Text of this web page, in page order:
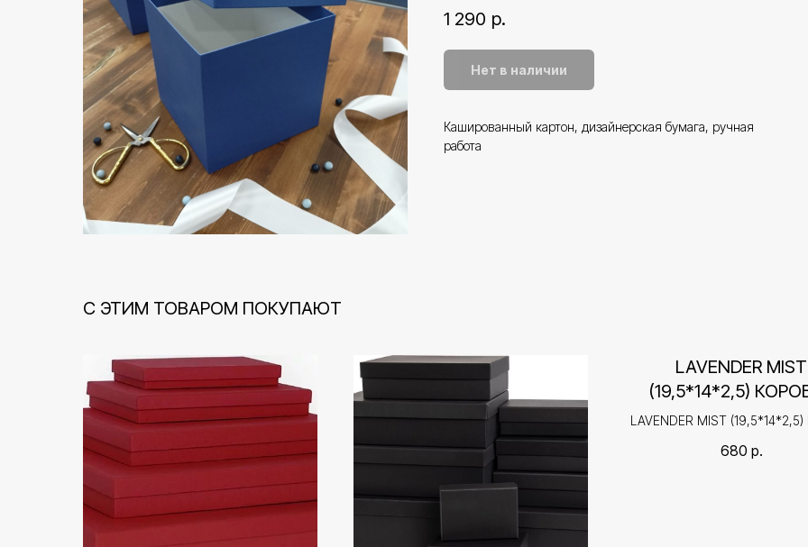
1 290 р.
Нет в наличии
Кашированный картон, дизайнерская бумага, ручная
работа
С ЭТИМ ТОВАРОМ ПОКУПАЮТ
LAVENDER MIST
(19,5*14*2,5)
ПОДАРОЧНАЯ
ДНО
LAVENDER MIST (19,5*14*2,5)
680 р.